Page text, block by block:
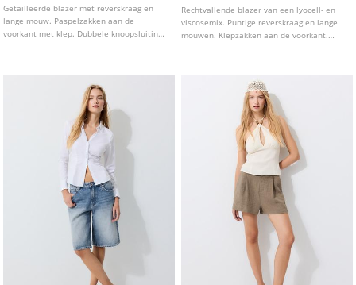
Getailleerde blazer met reverskraag en
lange mouw. Paspelzakken aan de
voorkant met klep. Dubbele knoopsluiting
Rechtvallende blazer van een lyocell- en
viscosemix. Puntige reverskraag en lange
mouwen. Klepzakken aan de voorkant.